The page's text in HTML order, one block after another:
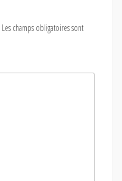
Les champs obligatoires sont